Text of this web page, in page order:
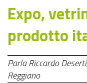
Expo,
prodotto
Parla Riccardo
Reggiano